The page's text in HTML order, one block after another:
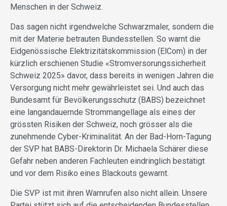
Menschen in der Schweiz.
Das sagen nicht irgendwelche Schwarzmaler, sondern die
mit der Materie betrauten Bundesstellen. So warnt die
Eidgenössische Elektrizitätskommission (ElCom) in der
kürzlich erschienen Studie «Stromversorungssicherheit
Schweiz 2025» davor, dass bereits in wenigen Jahren die
Versorgung nicht mehr gewährleistet sei. Und auch das
Bundesamt für Bevölkerungsschutz (BABS) bezeichnet
eine langandauernde Strommangellage als eines der
grössten Risiken der Schweiz, noch grösser als die
zunehmende Cyber-Kriminalität. An der Bad-Horn-Tagung
der SVP hat BABS-Direktorin Dr. Michaela Schärer diese
Gefahr neben anderen Fachleuten eindringlich bestätigt
und vor dem Risiko eines Blackouts gewarnt.
Die SVP ist mit ihren Warnrufen also nicht allein. Unsere